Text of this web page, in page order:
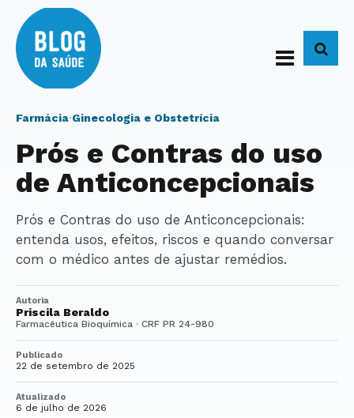
Farmácia·Ginecologia e Obstetrícia
Prós e Contras do uso
de Anticoncepcionais
Prós e Contras do uso de Anticoncepcionais:
entenda usos, efeitos, riscos e quando conversar
com o médico antes de ajustar remédios.
Autoria
Priscila Beraldo
Farmacêutica Bioquímica · CRF PR 24-980
Publicado
22 de setembro de 2025
Atualizado
6 de julho de 2026